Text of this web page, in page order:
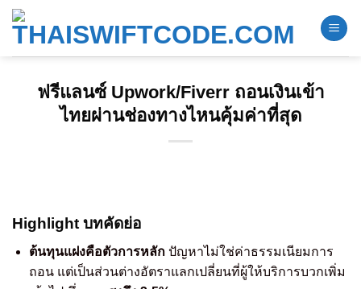
Skip
ฟรีแลนซ์ Upwork/Fiverr ถอนเงินเข้า
ไทยผ่านช่องทางไหนคุ้มค่าที่สุด
Highlight บทคัดย่อ
ต้นทุนแฝงคือตัวการหลักปัญหาไม่ใช่ค่าธรรมเนียมการ
ถอน แต่เป็นส่วนต่างอัตราแลกเปลี่ยนที่ผู้ให้บริการบวกเพิ่ม